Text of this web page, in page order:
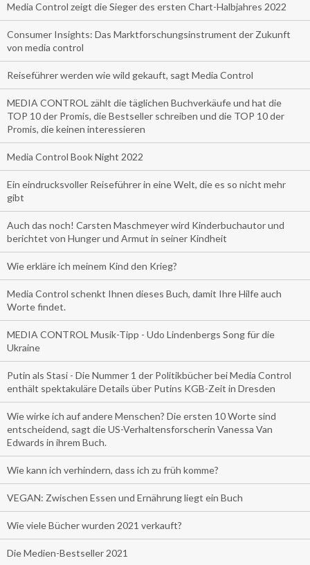
Media Control zeigt die Sieger des ersten Chart-Halbjahres 2022
Consumer Insights: Das Marktforschungsinstrument der Zukunft
von media control
Reiseführer werden wie wild gekauft, sagt Media Control
MEDIA CONTROL zählt die täglichen Buchverkäufe und hat die
TOP 10 der Promis, die Bestseller schreiben und die TOP 10 der
Promis, die keinen interessieren
Media Control Book Night 2022
Ein eindrucksvoller Reiseführer in eine Welt, die es so nicht mehr
gibt
Auch das noch! Carsten Maschmeyer wird Kinderbuchautor und
berichtet von Hunger und Armut in seiner Kindheit
Wie erkläre ich meinem Kind den Krieg?
Media Control schenkt Ihnen dieses Buch, damit Ihre Hilfe auch
Worte findet.
MEDIA CONTROL Musik-Tipp - Udo Lindenbergs Song für die
Ukraine
Putin als Stasi - Die Nummer 1 der Politikbücher bei Media Control
enthält spektakuläre Details über Putins KGB-Zeit in Dresden
Wie wirke ich auf andere Menschen? Die ersten 10 Worte sind
entscheidend, sagt die US-Verhaltensforscherin Vanessa Van
Edwards in ihrem Buch.
Wie kann ich verhindern, dass ich zu früh komme?
VEGAN: Zwischen Essen und Ernährung liegt ein Buch
Wie viele Bücher wurden 2021 verkauft?
Die Medien-Bestseller 2021